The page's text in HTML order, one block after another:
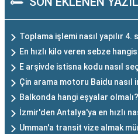
Toplama işlemi nasıl yapılır 4.
En hızlı kilo veren sebze
E arşivde istisna kodu nasıl
Çin arama motoru Baidu nasıl
Balkonda hangi eşyalar olmalı?
İzmir'den Antalya'ya en hızlı
Umman'a transit vize almak